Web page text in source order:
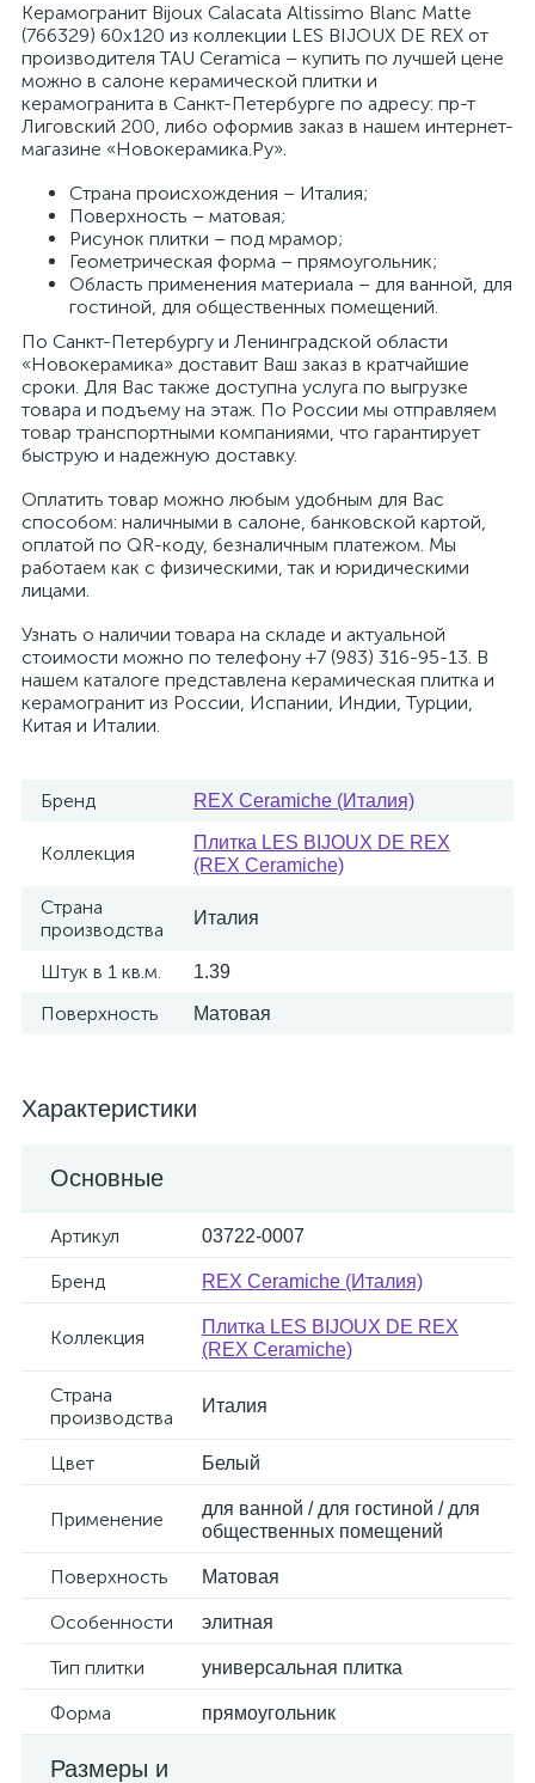
Керамогранит Bijoux Calacata Altissimo Blanc Matte
(766329) 60x120 из коллекции LES BIJOUX DE REX от
производителя TAU Ceramica – купить по лучшей цене
можно в салоне керамической плитки и
керамогранита в Санкт-Петербурге по адресу: пр-т
Лиговский 200, либо оформив заказ в нашем интернет-
магазине «Новокерамика.Ру».
Страна происхождения – Италия;
Поверхность – матовая;
Рисунок плитки – под мрамор;
Геометрическая форма – прямоугольник;
Область применения материала – для ванной, для
гостиной, для общественных помещений.
По Санкт-Петербургу и Ленинградской области
«Новокерамика» доставит Ваш заказ в кратчайшие
сроки. Для Вас также доступна услуга по выгрузке
товара и подъему на этаж. По России мы отправляем
товар транспортными компаниями, что гарантирует
быструю и надежную доставку.
Оплатить товар можно любым удобным для Вас
способом: наличными в салоне, банковской картой,
оплатой по QR-коду, безналичным платежом. Мы
работаем как с физическими, так и юридическими
лицами.
Узнать о наличии товара на складе и актуальной
стоимости можно по телефону +7 (983) 316-95-13. В
нашем каталоге представлена керамическая плитка и
керамогранит из России, Испании, Индии, Турции,
Китая и Италии.
Бренд REX Ceramiche (Италия)
Коллекция
Плитка LES BIJOUX DE REX
(REX Ceramiche)
Страна
производства
Италия
Штук в 1 кв.м. 1.39
Поверхность Матовая
Характеристики
Основные
Артикул 03722-0007
Бренд REX Ceramiche (Италия)
Коллекция
Плитка LES BIJOUX DE REX
(REX Ceramiche)
Страна
производства
Италия
Цвет Белый
Применение
для ванной / для гостиной / для
общественных помещений
Поверхность Матовая
Особенности элитная
Тип плитки универсальная плитка
Форма прямоугольник
Размеры и